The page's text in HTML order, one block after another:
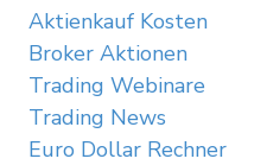
Aktienkauf Kosten
Broker Aktionen
Trading Webinare
Trading News
Euro Dollar Rechner